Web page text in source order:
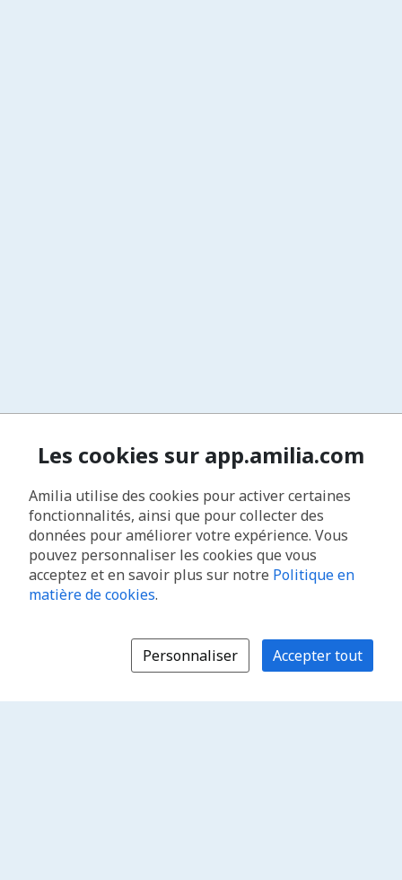
Les cookies sur app.amilia.com
Amilia utilise des cookies pour activer certaines
fonctionnalités, ainsi que pour collecter des
données pour améliorer votre expérience. Vous
pouvez personnaliser les cookies que vous
acceptez et en savoir plus sur notre Politique en
matière de cookies.
Personnaliser Accepter tout